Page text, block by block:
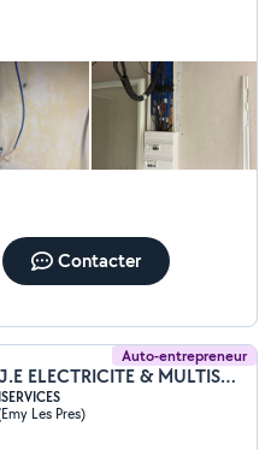
au sein de cette même
, ponctuel , effectuant un
de bons conseils.
Contacter
Auto-entrepreneur
Jaime Emanuel (J.E ELECTRICITE & MULTISERVICES)
Les Pres)